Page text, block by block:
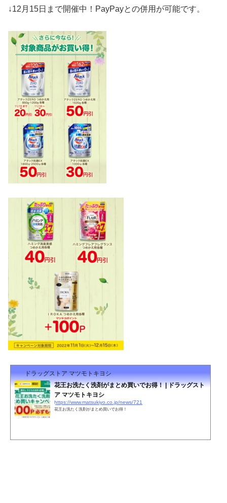
↓12月15日まで開催中！PayPayとの併用が可能です。
ドラッグストア マツモトキヨシ
花王お洗たく洗剤がまとめ買いでお得！ | ドラッグスト
ア マツモトキヨシ
https://www.matsukiyo.co.jp/news/721
花王お洗たく洗剤がまとめ買いでお得！